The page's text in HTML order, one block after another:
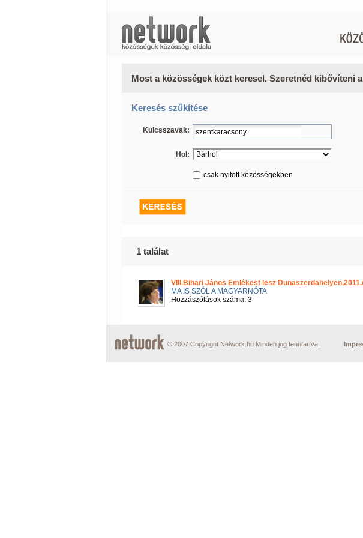
Most a közösségek közt keresel. Szeretnéd kibővíteni
Keresés szűkítése
Kulcsszavak:
Hol:
csak nyitott közösségekben
1 találat
VIII.Bihari János Emlékest lesz
MA IS SZÓL A MAGYARNÓTA
Hozzászólások száma: 3
© 2007 Copyright Network.hu Minden jog fenntartva.